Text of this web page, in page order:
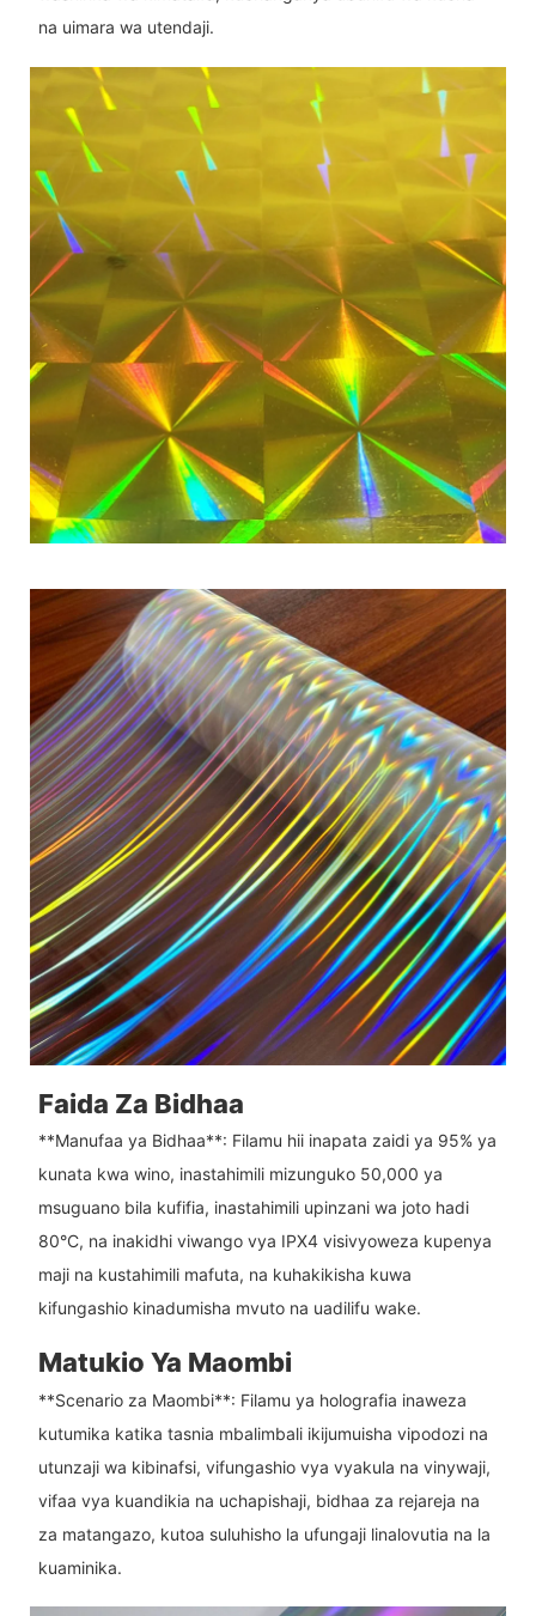
na uimara wa utendaji.
Faida Za Bidhaa
**Manufaa ya Bidhaa**: Filamu hii inapata zaidi ya 95% ya
kunata kwa wino, inastahimili mizunguko 50,000 ya
msuguano bila kufifia, inastahimili upinzani wa joto hadi
80°C, na inakidhi viwango vya IPX4 visivyoweza kupenya
maji na kustahimili mafuta, na kuhakikisha kuwa
kifungashio kinadumisha mvuto na uadilifu wake.
Matukio Ya Maombi
**Scenario za Maombi**: Filamu ya holografia inaweza
kutumika katika tasnia mbalimbali ikijumuisha vipodozi na
utunzaji wa kibinafsi, vifungashio vya vyakula na vinywaji,
vifaa vya kuandikia na uchapishaji, bidhaa za rejareja na
za matangazo, kutoa suluhisho la ufungaji linalovutia na la
kuaminika.